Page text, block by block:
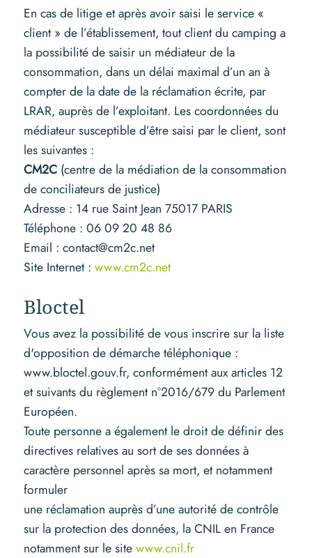
En cas de litige et après avoir saisi le service «
client » de l’établissement, tout client du camping a
la possibilité de saisir un médiateur de la
consommation, dans un délai maximal d’un an à
compter de la date de la réclamation écrite, par
LRAR, auprès de l’exploitant. Les coordonnées du
médiateur susceptible d’être saisi par le client, sont
les suivantes :
CM2C (centre de la médiation de la consommation
de conciliateurs de justice)
Adresse : 14 rue Saint Jean 75017 PARIS
Téléphone : 06 09 20 48 86
Email : contact@cm2c.net
Site Internet : www.cm2c.net
Bloctel
Vous avez la possibilité de vous inscrire sur la liste
d'opposition de démarche téléphonique :
www.bloctel.gouv.fr, conformément aux articles 12
et suivants du règlement n°2016/679 du Parlement
Européen.
Toute personne a également le droit de définir des
directives relatives au sort de ses données à
caractère personnel après sa mort, et notamment
formuler
une réclamation auprès d’une autorité de contrôle
sur la protection des données, la CNIL en France
notamment sur le sitewww.cnil.fr